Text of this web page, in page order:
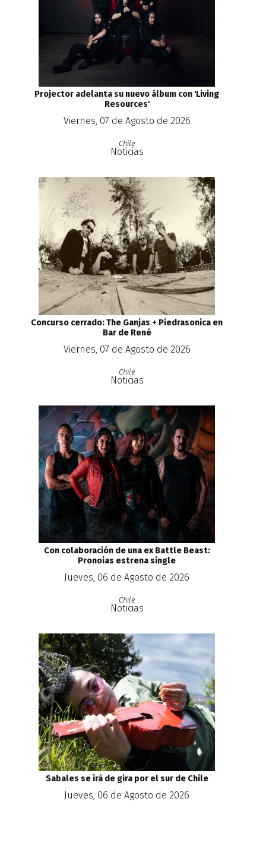
Projector adelanta su nuevo álbum con 'Living
Resources'
Viernes, 07 de Agosto de 2026
Chile
Noticias
Concurso cerrado: The Ganjas + Piedrasonica en
Bar de René
Viernes, 07 de Agosto de 2026
Chile
Noticias
Con colaboración de una ex Battle Beast:
Pronoias estrena single
Jueves, 06 de Agosto de 2026
Chile
Noticias
Sabales se irá de gira por el sur de Chile
Jueves, 06 de Agosto de 2026